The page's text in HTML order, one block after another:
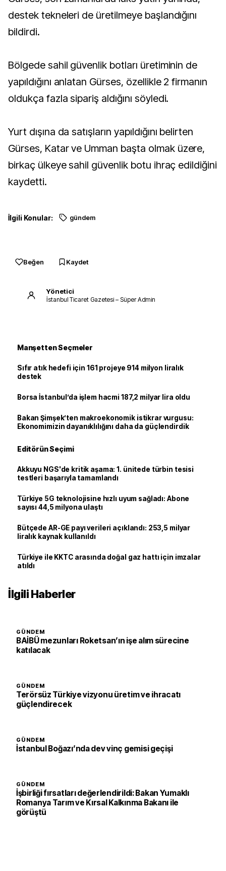
destek tekneleri de üretilmeye başlandığını
bildirdi.
Bölgede sahil güvenlik botları üretiminin de
yapıldığını anlatan Gürses, özellikle 2 firmanın
oldukça fazla sipariş aldığını söyledi.
Yurt dışına da satışların yapıldığını belirten
Gürses, Katar ve Umman başta olmak üzere,
birkaç ülkeye sahil güvenlik botu ihraç edildiğini
kaydetti.
İlgili Konular: gündem
Beğen Kaydet
Yönetici
İstanbul Ticaret Gazetesi – Süper Admin
Manşetten Seçmeler
Sıfır atık hedefi için 161 projeye 914 milyon liralık
destek
Borsa İstanbul’da işlem hacmi 187,2 milyar lira oldu
Bakan Şimşek’ten makroekonomik istikrar vurgusu:
Ekonomimizin dayanıklılığını daha da güçlendirdik
Editörün Seçimi
Akkuyu NGS'de kritik aşama: 1. ünitede türbin tesisi
testleri başarıyla tamamlandı
Türkiye 5G teknolojisine hızlı uyum sağladı: Abone
sayısı 44,5 milyona ulaştı
Bütçede AR-GE payı verileri açıklandı: 253,5 milyar
liralık kaynak kullanıldı
Türkiye ile KKTC arasında doğal gaz hattı için imzalar
atıldı
İlgili Haberler
GÜNDEM
BAİBÜ mezunları Roketsan’ın işe alım sürecine
katılacak
GÜNDEM
Terörsüz Türkiye vizyonu üretim ve ihracatı
güçlendirecek
GÜNDEM
İstanbul Boğazı’nda dev vinç gemisi geçişi
GÜNDEM
İşbirliği fırsatları değerlendirildi: Bakan Yumaklı
Romanya Tarım ve Kırsal Kalkınma Bakanı ile
görüştü